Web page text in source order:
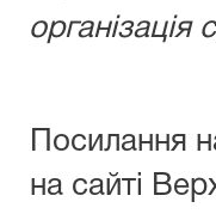
організація
Посилання
на сайті